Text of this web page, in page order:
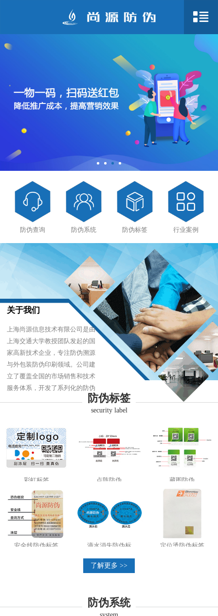
防伪查询 防伪系统 防伪标签 行业案例
关于我们
上海尚源信息技术有限公司是由
上海交通大学教授团队发起的国
家高新技术企业，专注防伪溯源
与外包装防伪印刷领域。公司建
立了覆盖全国的市场销售和技术
服务体系，开发了系列化的防伪
产品，以难仿制、易识别、优成
本的技术，经受住了市场的严酷
防伪标签
security label
彩虹标签 点阵防伪 藏图防伪
安全线防伪标签 滴水消失防伪标 定位烫防伪标签
了解更多 >>
防伪系统